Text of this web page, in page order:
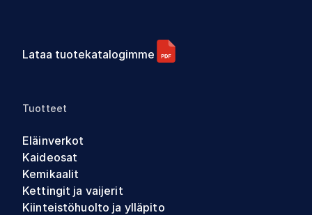
Lataa tuotekatalogimme
Tuotteet
Eläinverkot
Kaideosat
Kemikaalit
Kettingit ja vaijerit
Kiinteistöhuolto ja ylläpito